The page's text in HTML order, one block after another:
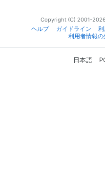
Copyright (C) 2001-
ヘルプ
ガイドライン
利用者情報
日本語